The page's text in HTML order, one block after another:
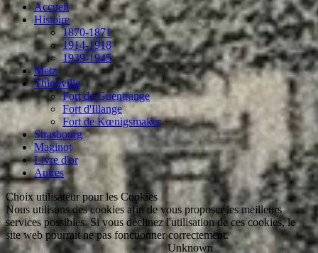
Accueil
Histoire
1870-1871
1914-1918
1939-1945
Metz
Thionville
Fort de Guentrange
Fort d'Illange
Fort de Kœnigsmaker
Strasbourg
Maginot
Livre d'or
Autres
Choix utilisateur pour les Cookies
Nous utilisons des cookies afin de vous proposer les meilleurs
services possibles. Si vous déclinez l'utilisation de ces cookies, le
site web pourrait ne pas fonctionner correctement.
Unknown